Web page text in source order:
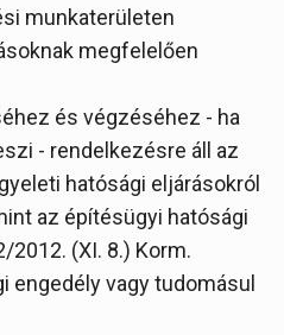
munkaterületen
megfelelően
és végzéséhez - ha
- rendelkezésre áll az
hatósági eljárásokról
az építésügyi hatósági
(XI. 8.) Korm.
engedély vagy tudomásul